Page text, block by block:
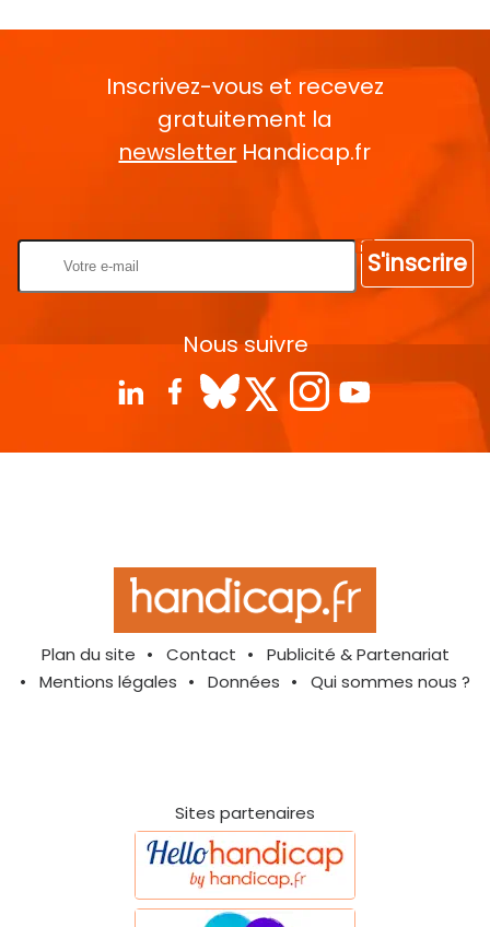
Inscrivez-vous et recevez
gratuitement la
newsletter Handicap.fr
S'inscrire
Nous suivre
Plan du site Contact
Publicité & Partenariat
Mentions légales
Données Qui sommes nous ?
Sites partenaires